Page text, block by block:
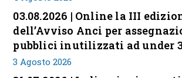
03.08.2026 | Online la III
dell’Avviso Anci per
pubblici inutilizzati ad under
3 Agosto 2026